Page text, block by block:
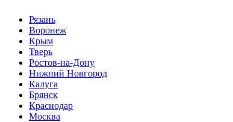
Рязань
Воронеж
Крым
Тверь
Ростов-на-Дону
Нижний Новгород
Калуга
Брянск
Краснодар
Москва